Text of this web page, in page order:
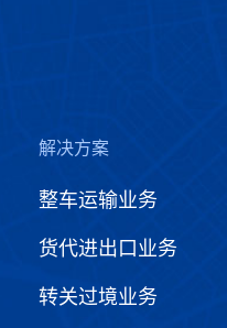
解决方案
整车运输业务
货代进出口业务
转关过境业务